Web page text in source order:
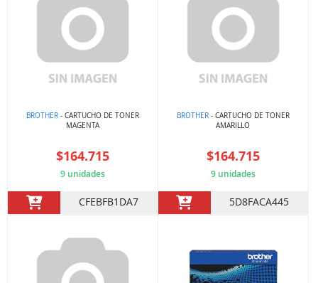
BROTHER - CARTUCHO DE TONER
MAGENTA
$164.715
9 unidades
CFEBFB1DA7
BROTHER- CARTUCHO DE TONER
AMARILLO
$164.715
9 unidades
5D8FACA445